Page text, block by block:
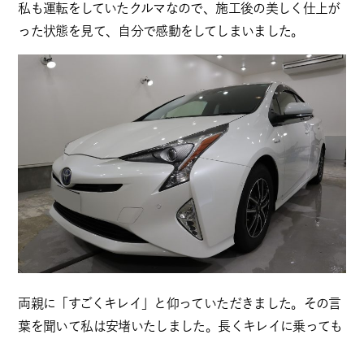
私も運転をしていたクルマなので、施工後の美しく仕上が
った状態を見て、自分で感動をしてしまいました。
両親に「すごくキレイ」と仰っていただきました。その言
葉を聞いて私は安堵いたしました。長くキレイに乗っても